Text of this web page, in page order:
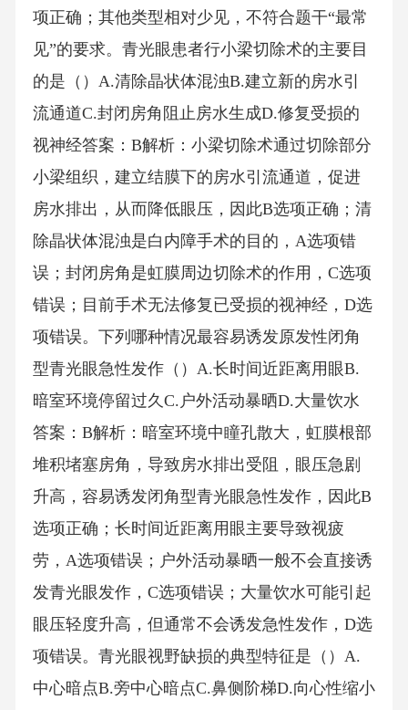
项正确；其他类型相对少见，不符合题干“最常
见”的要求。青光眼患者行小梁切除术的主要目
的是（）A.清除晶状体混浊B.建立新的房水引
流通道C.封闭房角阻止房水生成D.修复受损的
视神经答案：B解析：小梁切除术通过切除部分
小梁组织，建立结膜下的房水引流通道，促进
房水排出，从而降低眼压，因此B选项正确；清
除晶状体混浊是白内障手术的目的，A选项错
误；封闭房角是虹膜周边切除术的作用，C选项
错误；目前手术无法修复已受损的视神经，D选
项错误。下列哪种情况最容易诱发原发性闭角
型青光眼急性发作（）A.长时间近距离用眼B.
暗室环境停留过久C.户外活动暴晒D.大量饮水
答案：B解析：暗室环境中瞳孔散大，虹膜根部
堆积堵塞房角，导致房水排出受阻，眼压急剧
升高，容易诱发闭角型青光眼急性发作，因此B
选项正确；长时间近距离用眼主要导致视疲
劳，A选项错误；户外活动暴晒一般不会直接诱
发青光眼发作，C选项错误；大量饮水可能引起
眼压轻度升高，但通常不会诱发急性发作，D选
项错误。青光眼视野缺损的典型特征是（）A.
中心暗点B.旁中心暗点C.鼻侧阶梯D.向心性缩小